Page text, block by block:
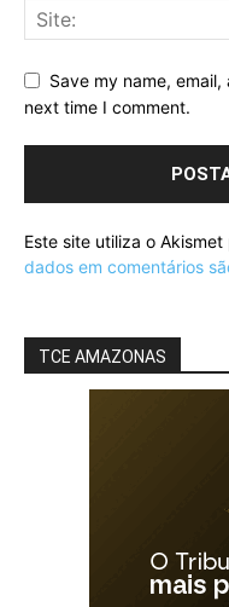
Save my name,
next time I comment.
Este site utiliza o
dados em comentários
TCE AMAZONAS